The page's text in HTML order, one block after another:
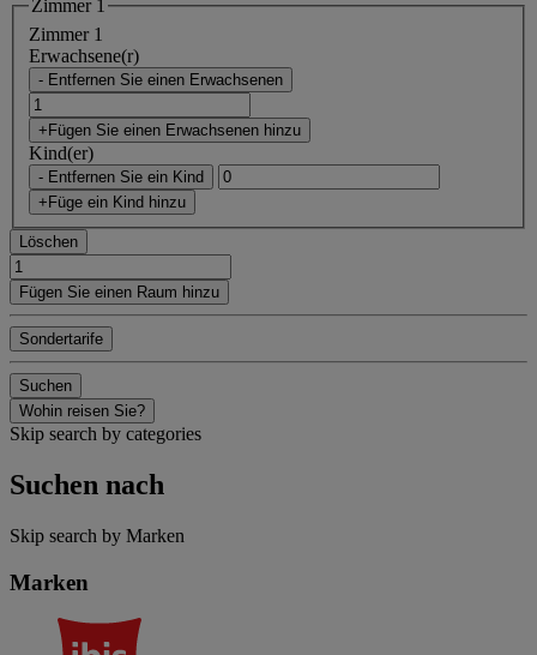
Zimmer 1
Zimmer 1
Erwachsene(r)
- Entfernen Sie einen Erwachsenen
+Fügen Sie einen Erwachsenen hinzu
Kind(er)
- Entfernen Sie ein Kind
+Füge ein Kind hinzu
Löschen
Fügen Sie einen Raum hinzu
Sondertarife
Suchen
Wohin reisen Sie?
Skip search by categories
Suchen nach
Skip search by Marken
Marken